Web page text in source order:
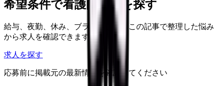
希望条件で看護師求人を探す
給与、夜勤、休み、ブランクなど、この記事で整理した悩み
から求人を確認できます。
求人を探す
応募前に掲載元の最新情報を確認してください